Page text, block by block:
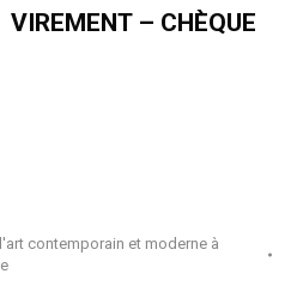
VIREMENT – CHÈQUE
contemporain et moderne à